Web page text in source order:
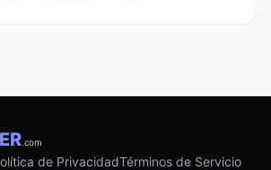
.com
de PrivacidadTérminos de Servicio